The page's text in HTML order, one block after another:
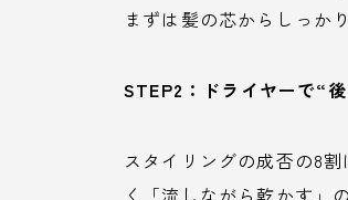
まずは髪の芯からしっか
STEP2：ドライヤーで“
スタイリングの成否の8
く「流しながら乾かす」